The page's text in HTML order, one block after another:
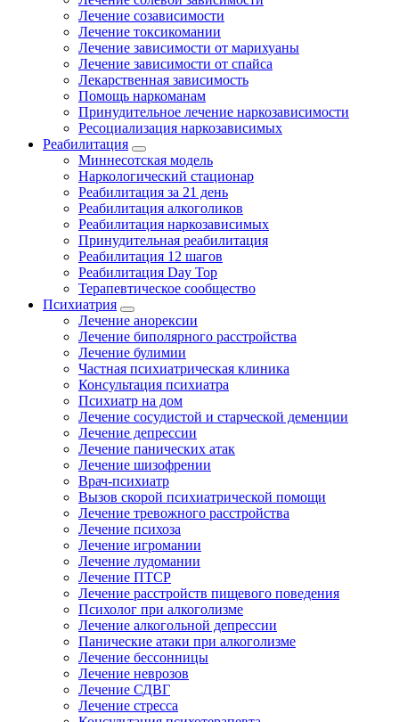
Лечение созависимости
Лечение токсикомании
Лечение зависимости от марихуаны
Лечение зависимости от спайса
Лекарственная зависимость
Помощь наркоманам
Принудительное лечение наркозависимости
Ресоциализация наркозависимых
Реабилитация
Миннесотская модель
Наркологический стационар
Реабилитация за 21 день
Реабилитация алкоголиков
Реабилитация наркозависимых
Принудительная реабилитация
Реабилитация 12 шагов
Реабилитация Day Top
Терапевтическое сообщество
Психиатрия
Лечение анорексии
Лечение биполярного расстройства
Лечение булимии
Частная психиатрическая клиника
Консультация психиатра
Психиатр на дом
Лечение сосудистой и старческой деменции
Лечение депрессии
Лечение панических атак
Лечение шизофрении
Врач-психиатр
Вызов скорой психиатрической помощи
Лечение тревожного расстройства
Лечение психоза
Лечение игромании
Лечение лудомании
Лечение ПТСР
Лечение расстройств пищевого поведения
Психолог при алкоголизме
Лечение алкогольной депрессии
Панические атаки при алкоголизме
Лечение бессонницы
Лечение неврозов
Лечение СДВГ
Лечение стресса